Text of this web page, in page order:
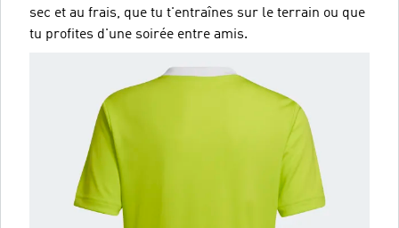
sec et au frais, que tu t'entraînes sur le terrain ou que
tu profites d'une soirée entre amis.